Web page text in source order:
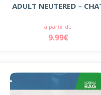
ADULT NEUTERED –
à partir de
9.99€